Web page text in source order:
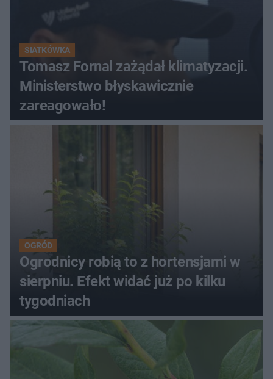
SIATKÓWKA
Tomasz Fornal zażądał klimatyzacji.
Ministerstwo błyskawicznie
zareagowało!
OGRÓD
Ogrodnicy robią to z hortensjami w
sierpniu. Efekt widać już po kilku
tygodniach